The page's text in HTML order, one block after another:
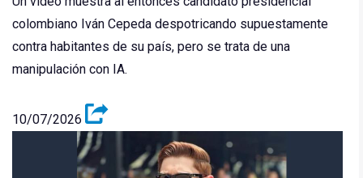
colombiano Iván Cepeda despotricando supuestamente
contra habitantes de su país, pero se trata de una
manipulación con IA.
10/07/2026